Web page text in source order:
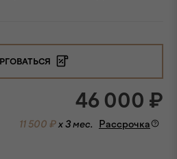
46 000 ₽
11 500 ₽x 3 мес. Рассрочка